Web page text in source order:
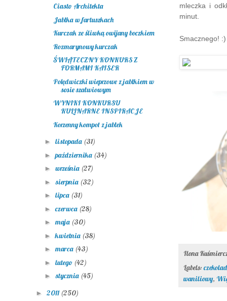
mleczka i
minut.
Smacznego! :)
Ilona
Labels:
waniliowy,
Ciasto Architekta
Jabłka w fartuszkach
Kurczak ze śliwką owijany boczkiem
Rozmarynowy kurczak
ŚWIĄTECZNY KONKURS Z
FORMAMI KAISER
Polędwiczki wieprzowe z jabłkiem w
sosie szałwiowym
WYNIKI KONKURSU
KULINARNE INSPIRACJE
Korzenny kompot z jabłek
► listopada (31)
►października (34)
► września (27)
► sierpnia (32)
► lipca (31)
►czerwca (28)
►maja (30)
►kwietnia (38)
►marca (43)
► lutego (42)
► stycznia (45)
► 2011 (250)